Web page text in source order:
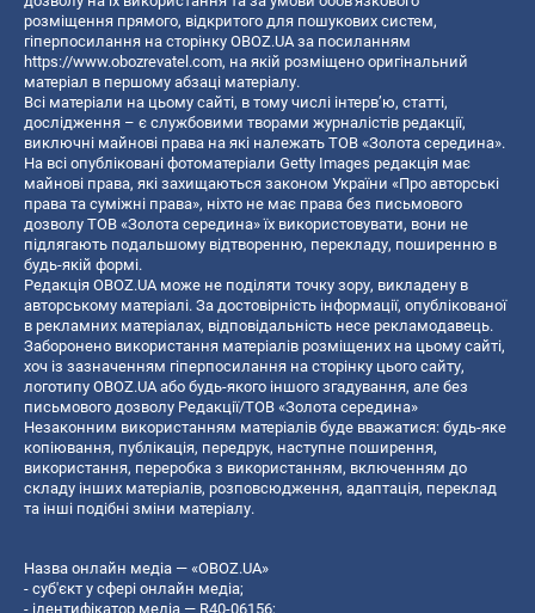
розміщення прямого, відкритого для пошукових систем,
гіперпосилання на сторінку OBOZ.UA за посиланням
https://www.obozrevatel.com, на якій розміщено оригінальний
матеріал в першому абзаці матеріалу.
Всі матеріали на цьому сайті, в тому числі інтерв’ю, статті,
дослідження – є службовими творами журналістів редакції,
виключні майнові права на які належать ТОВ «Золота середина».
На всі опубліковані фотоматеріали Getty Images редакція має
майнові права, які захищаються законом України «Про авторські
права та суміжні права», ніхто не має права без письмового
дозволу ТОВ «Золота середина» їх використовувати, вони не
підлягають подальшому відтворенню, перекладу, поширенню в
будь-якій формі.
Редакція OBOZ.UA може не поділяти точку зору, викладену в
авторському матеріалі. За достовірність інформації, опублікованої
в рекламних матеріалах, відповідальність несе рекламодавець.
Заборонено використання матеріалів розміщених на цьому сайті,
хоч із зазначенням гіперпосилання на сторінку цього сайту,
логотипу OBOZ.UA або будь-якого іншого згадування, але без
письмового дозволу Редакції/ТОВ «Золота середина»
Незаконним використанням матеріалів буде вважатися: будь-яке
копiювання, публiкацiя, передрук, наступне поширення,
використання, переробка з використанням, включенням до
складу інших матеріалів, розповсюдження, адаптація, переклад
та інші подібні зміни матеріалу.
Назва онлайн медіа — «OBOZ.UA»
- суб'єкт у сфері онлайн медіа;
- ідентифікатор медіа — R40-06156;